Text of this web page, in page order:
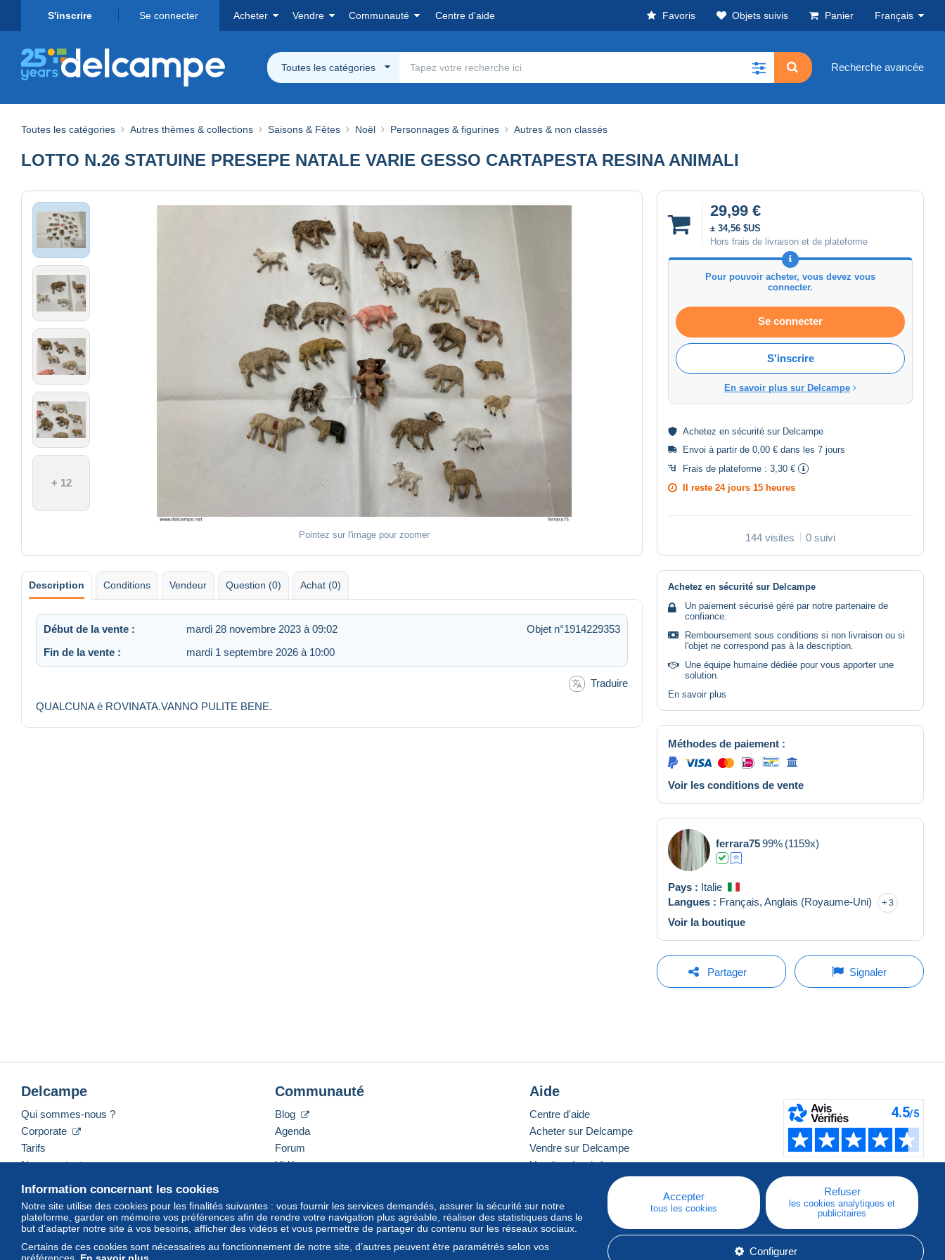
S'inscrire Se connecter Acheter Vendre Communauté Centre d'aide Favoris Objets suivis Panier Français
Toutes les catégories Recherche avancée
Toutes les catégories Autres thèmes & collections Saisons & Fêtes Noël Personnages & figurines Autres & non classés
LOTTO N.26 STATUINE PRESEPE NATALE VARIE GESSO CARTAPESTA RESINA ANIMALI
+ 12
Pointez sur l'image pour zoomer
29,99 €
± 34,56 $US
Hors frais de livraison et de plateforme
Pour pouvoir acheter, vous devez vous
connecter.
Se connecter
S'inscrire
En savoir plus sur Delcampe
Achetez en sécurité sur Delcampe
Envoi à partir de 0,00 € dans les 7 jours
Frais de plateforme : 3,30 €
Il reste 24 jours 15 heures
144 visites 0 suivi
Description Conditions Vendeur Question (0) Achat (0)
Début de la vente : mardi 28 novembre 2023 à 09:02
Objet n°1914229353
Fin de la vente :
mardi 1 septembre 2026 à 10:00
Traduire
QUALCUNA è ROVINATA.VANNO PULITE BENE.
Achetez en sécurité sur Delcampe
Un paiement sécurisé géré par notre partenaire de
confiance.
Remboursement sous conditions si non livraison ou si
l'objet ne correspond pas à la description.
Une équipe humaine dédiée pour vous apporter une
solution.
En savoir plus
Méthodes de paiement :
Voir les conditions de vente
ferrara7599% (1159x)
Pays : Italie
Langues : Français, Anglais (Royaume-Uni) 3
Voir la boutique
Partager Signaler
Information concernant les cookies
Notre site utilise des cookies pour les finalités suivantes : vous fournir les services demandés, assurer la sécurité sur notre
plateforme, garder en mémoire vos préférences afin de rendre votre navigation plus agréable, réaliser des statistiques dans le
but d’adapter notre site à vos besoins, afficher des vidéos et vous permettre de partager du contenu sur les réseaux sociaux.
Certains de ces cookies sont nécessaires au fonctionnement de notre site, d’autres peuvent être paramétrés selon vos
préférences. En savoir plus
Accepter
tous les cookies
Refuser
les cookies analytiques et
publicitaires
Configurer
Delcampe
Qui sommes-nous ?
Corporate
Tarifs
Nous contacter
Communauté
Blog
Agenda
Forum
Vidéos
Aide
Centre d'aide
Acheter sur Delcampe
Vendre sur Delcampe
Un site sécurisé
Français USD America/Indiana/Vevay Mode standard